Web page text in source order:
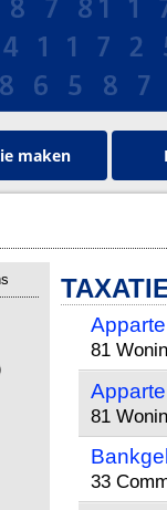
maken
81
81
33